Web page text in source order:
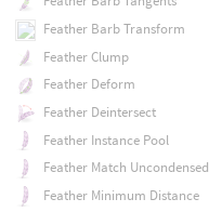
Feather Barb Transform
Feather Clump
Feather Deform
Feather Deintersect
Feather Instance Pool
Feather Match Uncondensed
Feather Minimum Distance